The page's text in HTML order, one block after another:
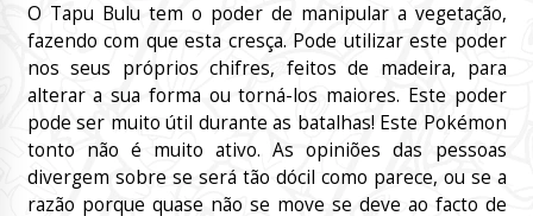
O Tapu Bulu tem o poder de manipular a vegetação,
fazendo com que esta cresça. Pode utilizar este poder
nos seus próprios chifres, feitos de madeira, para
alterar a sua forma ou torná-los maiores. Este poder
pode ser muito útil durante as batalhas! Este Pokémon
tonto não é muito ativo. As opiniões das pessoas
divergem sobre se será tão dócil como parece, ou se a
razão porque quase não se move se deve ao facto de